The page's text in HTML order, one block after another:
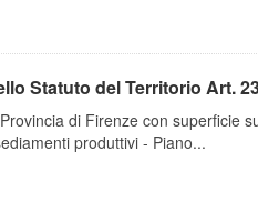
Statuto del Territorio Art.
di Firenze con superficie
produttivi - Piano...